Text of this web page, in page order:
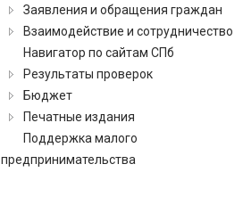
Заявления и обращения граждан
Взаимодействие и сотрудничество
Навигатор по сайтам СПб
Результаты проверок
Бюджет
Печатные издания
Поддержка малого
предпринимательства